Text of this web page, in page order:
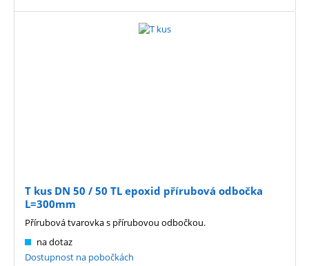
T kus DN 50 / 50 TL epoxid přírubová odbočka
L=300mm
na dotaz
Dostupnost na pobočkách
Přírubová tvarovka s přírubovou odbočkou.